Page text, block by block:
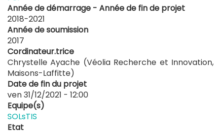
Année de démarrage - Année de fin de projet
2018-2021
Année de soumission
2017
Cordinateur.trice
Chrystelle Ayache (Véolia Recherche et Innovation,
Maisons-Laffitte)
Date de fin du projet
ven 31/12/2021 - 12:00
Equipe(s)
SOLsTIS
Etat